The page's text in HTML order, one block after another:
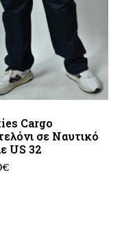
Cargo
σε Ναυτικό
US 32
€